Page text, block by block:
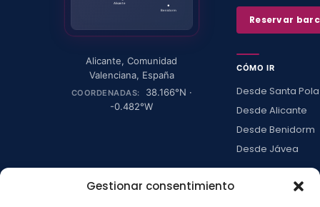
Gestionar consentimiento
Alicante
Benidorm
Alicante,Comunidad
Valenciana, España
COORDENADAS: 38.166°N ·
-0.482°W
Reservar
CÓMO IR
Desde Santa Pola
Desde Alicante
Desde Benidorm
Desde Jávea